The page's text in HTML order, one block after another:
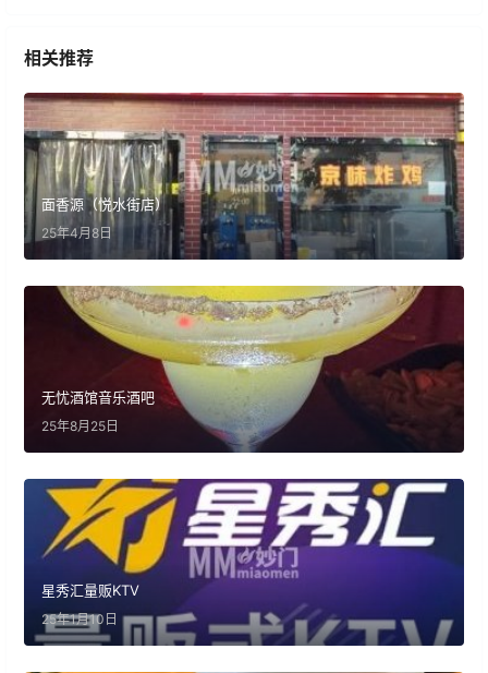
相关推荐
面香源（悦水街店）
25年4月8日
无忧酒馆音乐酒吧
25年8月25日
星秀汇量贩KTV
25年1月10日